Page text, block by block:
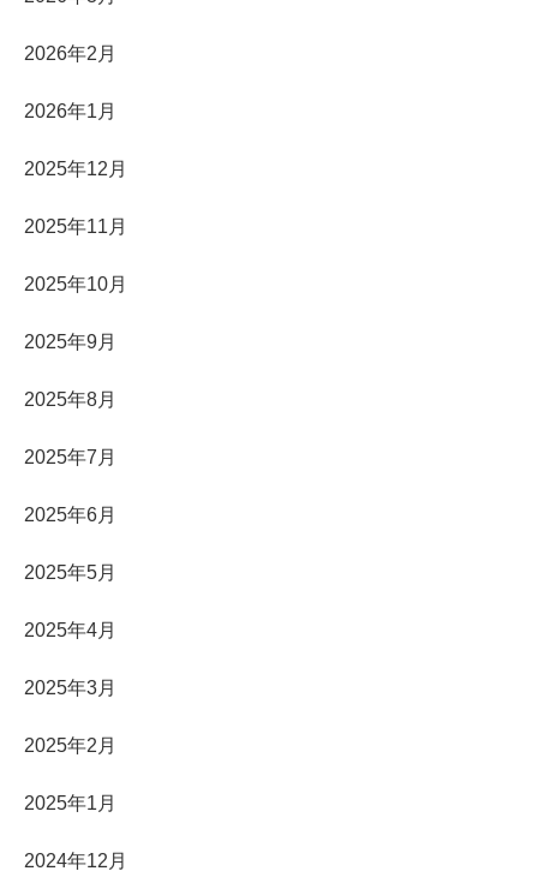
2026年2月
2026年1月
2025年12月
2025年11月
2025年10月
2025年9月
2025年8月
2025年7月
2025年6月
2025年5月
2025年4月
2025年3月
2025年2月
2025年1月
2024年12月